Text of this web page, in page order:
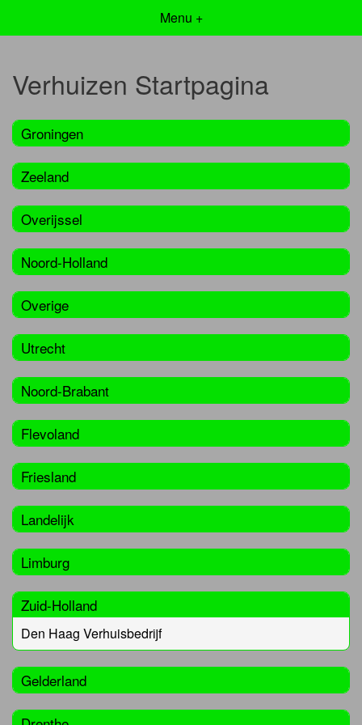
Menu +
Verhuizen Startpagina
Groningen
Zeeland
Overijssel
Noord-Holland
Overige
Utrecht
Noord-Brabant
Flevoland
Friesland
Landelijk
Limburg
Zuid-Holland
Den Haag Verhuisbedrijf
Gelderland